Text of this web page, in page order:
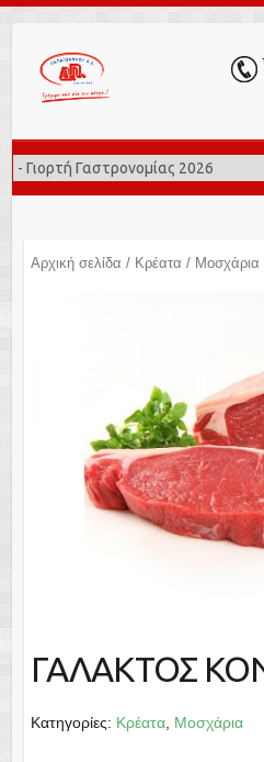
Αρχική σελίδα / Κρέατα / Μοσχάρια
ΓΑΛΑΚΤΟΣ
Κατηγορίες: Κρέατα, Μοσχάρια